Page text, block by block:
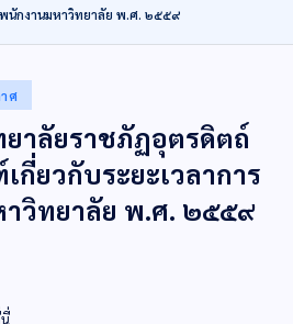
พนักงานมหาวิทยาลัย พ.ศ. ๒๕๕๙
ศ
าลัยราชภัฏอุตรดิตถ์
กี่ยวกับระยะเวลาการ
วิทยาลัย พ.ศ. ๒๕๕๙